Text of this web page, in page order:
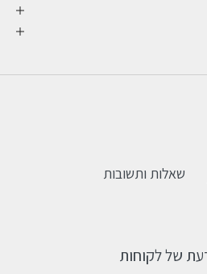
שאלות ותשובות
של לקוחות